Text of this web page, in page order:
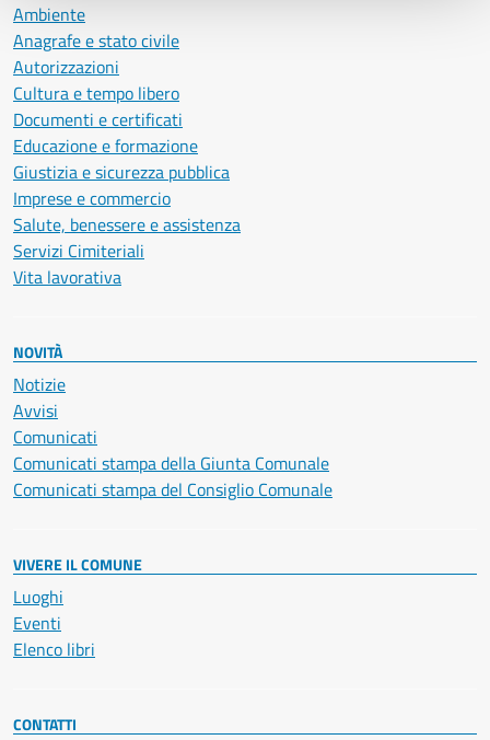
Ambiente
Anagrafe e stato civile
Autorizzazioni
Cultura e tempo libero
Documenti e certificati
Educazione e formazione
Giustizia e sicurezza pubblica
Imprese e commercio
Salute, benessere e assistenza
Servizi Cimiteriali
Vita lavorativa
NOVITÀ
Notizie
Avvisi
Comunicati
Comunicati stampa della Giunta Comunale
Comunicati stampa del Consiglio Comunale
VIVERE IL COMUNE
Luoghi
Eventi
Elenco libri
CONTATTI